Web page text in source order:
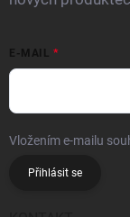
E-MAIL
Vložením e-mailu
Přihlásit se